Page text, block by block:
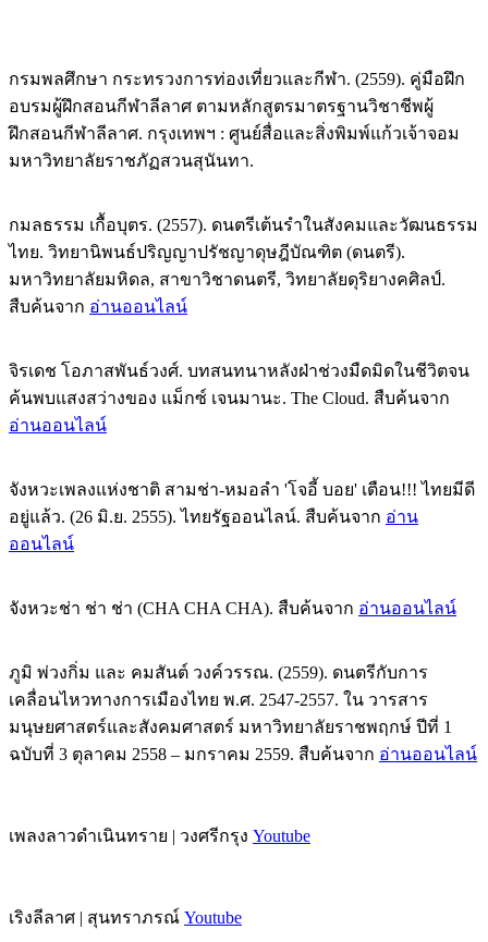
กรมพลศึกษา กระทรวงการท่องเที่ยวและกีฬา. (2559). คู่มือฝึก
อบรมผู้ฝึกสอนกีฬาลีลาศ ตามหลักสูตรมาตรฐานวิชาชีพผู้
ฝึกสอนกีฬาลีลาศ. กรุงเทพฯ : ศูนย์สื่อและสิ่งพิมพ์แก้วเจ้าจอม
มหาวิทยาลัยราชภัฏสวนสุนันทา.
กมลธรรม เกื้อบุตร. (2557). ดนตรีเต้นรำในสังคมและวัฒนธรรม
ไทย. วิทยานิพนธ์ปริญญาปรัชญาดุษฎีบัณฑิต (ดนตรี).
มหาวิทยาลัยมหิดล, สาขาวิชาดนตรี, วิทยาลัยดุริยางคศิลป์.
สืบค้นจาก อ่านออนไลน์
จิรเดช โอภาสพันธ์วงศ์. บทสนทนาหลังฝ่าช่วงมืดมิดในชีวิตจน
ค้นพบแสงสว่างของ แม็กซ์ เจนมานะ. The Cloud. สืบค้นจาก
อ่านออนไลน์
จังหวะเพลงแห่งชาติ สามช่า-หมอลำ 'โจอี้ บอย' เตือน!!! ไทยมีดี
อยู่แล้ว. (26 มิ.ย. 2555). ไทยรัฐออนไลน์. สืบค้นจาก อ่าน
ออนไลน์
จังหวะช่า ช่า ช่า (CHA CHA CHA). สืบค้นจาก อ่านออนไลน์
ภูมิ พ่วงกิ่ม และ คมสันต์ วงค์วรรณ. (2559). ดนตรีกับการ
เคลื่อนไหวทางการเมืองไทย พ.ศ. 2547-2557. ใน วารสาร
มนุษยศาสตร์และสังคมศาสตร์ มหาวิทยาลัยราชพฤกษ์ ปีที่ 1
ฉบับที่ 3 ตุลาคม 2558 – มกราคม 2559. สืบค้นจาก อ่านออนไลน์
เพลงลาวดำเนินทราย | วงศรีกรุง Youtube
เริงลีลาศ | สุนทราภรณ์ Youtube